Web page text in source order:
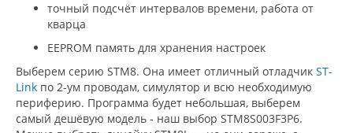
точный подсчёт интервалов времени, работа от
кварца
EEPROM память для хранения настроек
Выберем серию STM8. Она имеет отличный отладчик ST-
Link по 2-ум проводам, симулятор и всю необходимую
периферию. Программа будет небольшая, выберем
самый дешёвую модель - наш выбор STM8S003F3P6.